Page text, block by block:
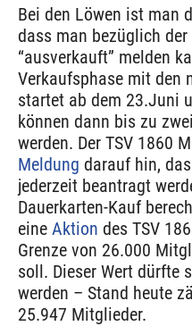
Bei den Löwen ist man
dass man bezüglich
“ausverkauft” melden
Verkaufsphase mit den
startet ab dem 23.Juni
können dann bis zu
werden. Der TSV 1860
Meldung darauf hin,
jederzeit beantragt
Dauerkarten-Kauf
eine Aktion des TSV
Grenze von 26.000
soll. Dieser Wert dürfte
werden – Stand heute
25.947 Mitglieder.